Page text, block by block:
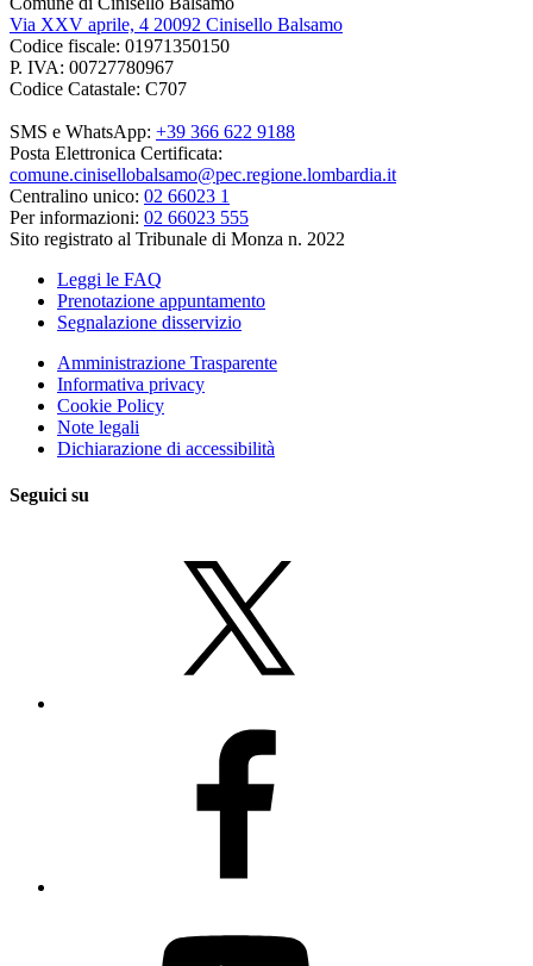
Via XXV aprile, 4 20092 Cinisello Balsamo
Codice fiscale: 01971350150
P. IVA: 00727780967
Codice Catastale: C707
SMS e WhatsApp: +39 366 622 9188
Posta Elettronica Certificata:
comune.cinisellobalsamo@pec.regione.lombardia.it
Centralino unico: 02 66023 1
Per informazioni: 02 66023 555
Sito registrato al Tribunale di Monza n. 2022
Leggi le FAQ
Prenotazione appuntamento
Segnalazione disservizio
Amministrazione Trasparente
Informativa privacy
Cookie Policy
Note legali
Dichiarazione di accessibilità
Seguici su